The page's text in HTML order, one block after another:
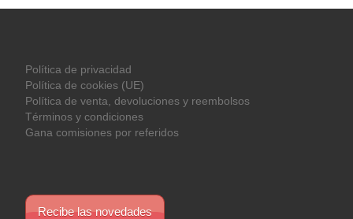
Política de privacidad
Política de cookies (UE)
Política de venta, devoluciones y reembolsos
Términos y condiciones
Gana comisiones por referidos
Recibe las novedades